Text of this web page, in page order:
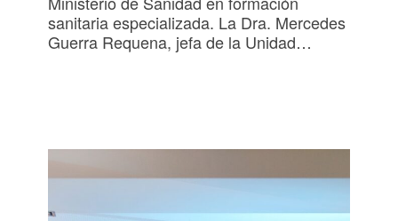
sanitaria especializada. La Dra. Mercedes
Guerra Requena, jefa de la Unidad…